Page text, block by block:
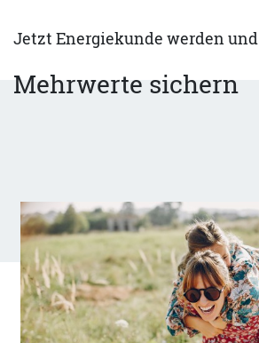
Jetzt Energiekunde werden und
Mehrwerte sichern